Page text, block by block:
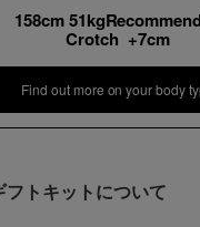
158cm
Crotch +7cm
Find out more on your body
フトキットについて